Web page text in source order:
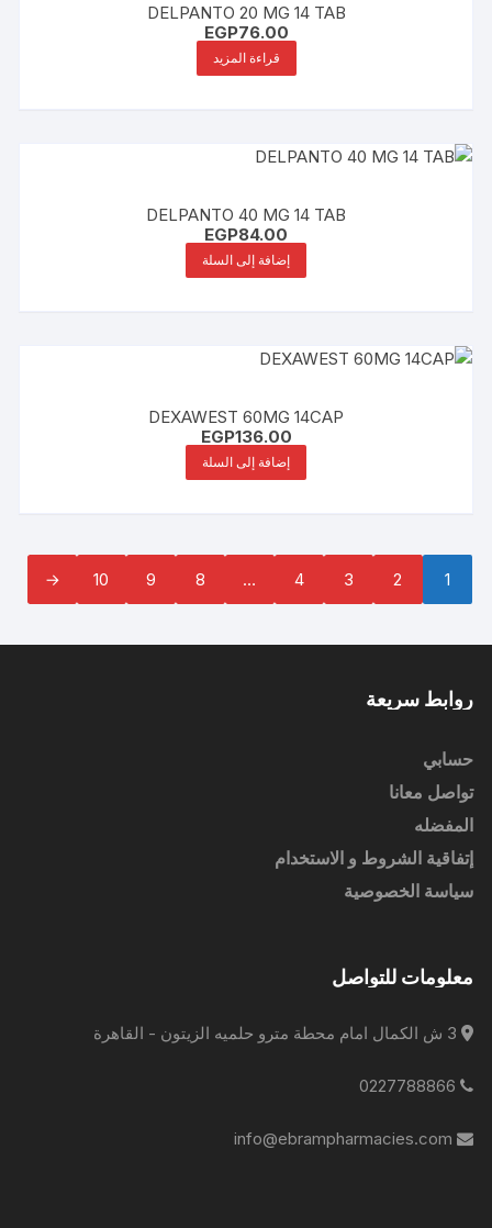
DELPANTO 20 MG 14 TAB
EGP76.00
قراءة المزيد
DELPANTO 40 MG 14 TAB
EGP84.00
إضافة إلى السلة
DEXAWEST 60MG 14CAP
EGP136.00
إضافة إلى السلة
1
2
3
4
…
8
9
10
←
روابط سريعة
حسابي
تواصل معانا
المفضله
إتفاقية الشروط و الاستخدام
سياسة الخصوصية
معلومات للتواصل